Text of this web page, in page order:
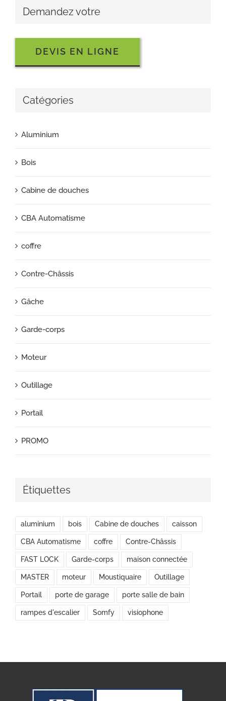
Demandez votre
DEVIS EN LIGNE
Catégories
Aluminium
Bois
Cabine de douches
CBA Automatisme
coffre
Contre-Châssis
Gâche
Garde-corps
Moteur
Outillage
Portail
PROMO
Étiquettes
aluminium bois Cabine de douches caisson
CBA Automatisme coffre Contre-Châssis
FAST LOCK Garde-corps maison connectée
MASTER moteur Moustiquaire Outillage
Portail porte de garage porte salle de bain
rampes d'escalier Somfy visiophone